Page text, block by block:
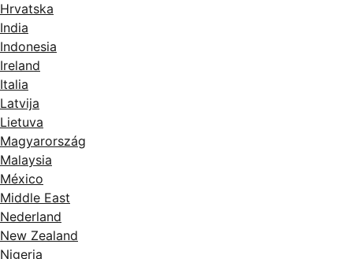
Hrvatska
India
Indonesia
Ireland
Italia
Latvija
Lietuva
Magyarország
Malaysia
México
Middle East
Nederland
New Zealand
Nigeria